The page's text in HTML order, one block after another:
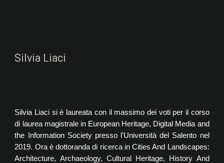
Silvia Liaci
Silvia Liaci si è laureata con il massimo dei voti per il corso
di laurea magistrale in European Heritage, Digital Media and
the Information Society presso l'Università del Salento nel
2019. Ora è dottoranda di ricerca in Cities And Landscapes:
Architecture, Archaeology, Cultural Heritage, History And